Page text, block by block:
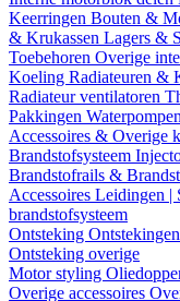
Keerringen Bouten &
& Krukassen Lagers &
Toebehoren Overige
Koeling Radiateuren &
Radiateur ventilatoren
Pakkingen
Accessoires & Overige
Brandstofsysteem
Brandstofrails &
Accessoires Leidingen |
brandstofsysteem
Ontsteking
Ontsteking overige
Motor styling
Overige accessoires